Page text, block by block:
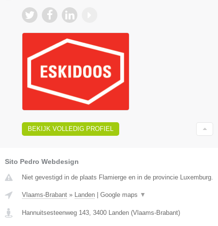
BEKIJK VOLLEDIG PROFIEL
Sito Pedro Webdesign
Niet gevestigd in de plaats Flamierge en in de provincie Luxemburg.
Vlaams-Brabant » Landen | Google maps ▼
Hannuitsesteenweg 143 3400 Landen (Vlaams-Brabant)